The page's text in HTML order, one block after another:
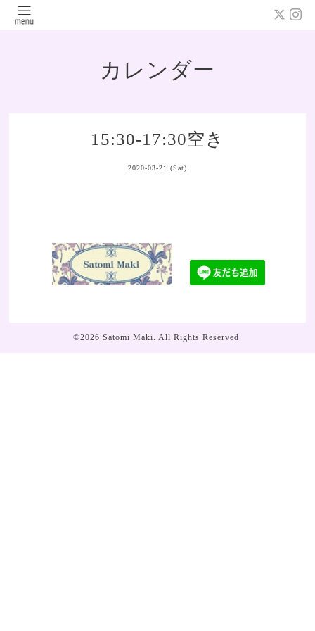
カレンダー
15:30-17:30空き
2020-03-21 (Sat)
©2026 Satomi Maki. All Rights Reserved.